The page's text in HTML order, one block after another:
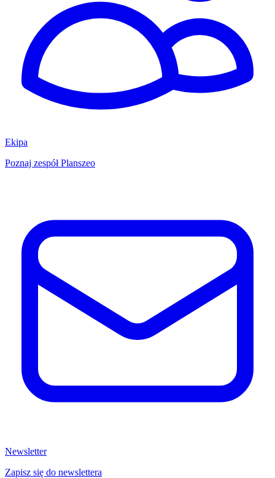
Ekipa
Poznaj zespół Planszeo
Newsletter
Zapisz się do newslettera